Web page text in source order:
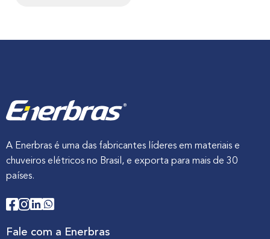
A Enerbras é uma das fabricantes líderes em materiais e
chuveiros elétricos no Brasil, e exporta para mais de 30
países.
Fale com a Enerbras